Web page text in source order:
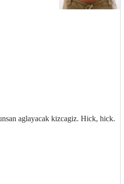
aglayacak kizcagiz. Hick, hick.